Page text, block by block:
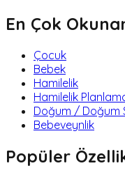
En Çok
Çocuk
Bebek
Hamilelik
Hamilelik
Doğum / Doğum
Bebeveynlik
Popüler